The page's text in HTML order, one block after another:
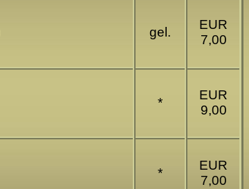
gel.
EUR
7,00
*
EUR
9,00
*
EUR
7,00